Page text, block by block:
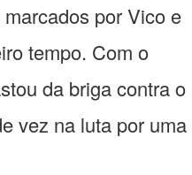
por Vico e
tempo. Com o
da briga contra o
vez na luta por uma